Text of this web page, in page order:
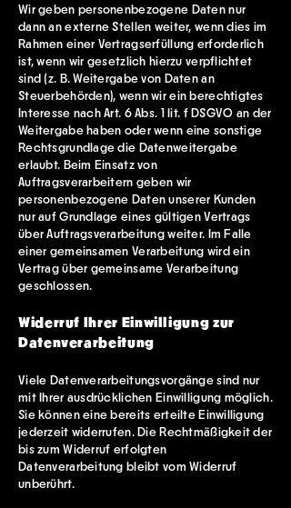
Wir geben personenbezogene Daten nur
dann an externe Stellen weiter, wenn dies im
Rahmen einer Vertragserfüllung erforderlich
ist, wenn wir gesetzlich hierzu verpflichtet
sind (z. B. Weitergabe von Daten an
Steuerbehörden), wenn wir ein berechtigtes
Interesse nach Art. 6 Abs. 1 lit. f DSGVO an der
Weitergabe haben oder wenn eine sonstige
Rechtsgrundlage die Datenweitergabe
erlaubt. Beim Einsatz von
Auftragsverarbeitern geben wir
personenbezogene Daten unserer Kunden
nur auf Grundlage eines gültigen Vertrags
über Auftragsverarbeitung weiter. Im Falle
einer gemeinsamen Verarbeitung wird ein
Vertrag über gemeinsame Verarbeitung
geschlossen.
Widerruf Ihrer Einwilligung zur
Datenverarbeitung
Viele Datenverarbeitungsvorgänge sind nur
mit Ihrer ausdrücklichen Einwilligung möglich.
Sie können eine bereits erteilte Einwilligung
jederzeit widerrufen. Die Rechtmäßigkeit der
bis zum Widerruf erfolgten
Datenverarbeitung bleibt vom Widerruf
unberührt.